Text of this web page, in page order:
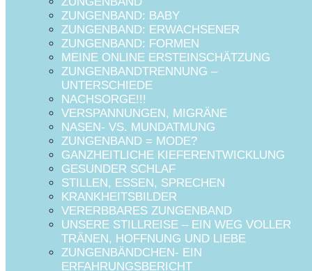
ZUNGENBAND: BABY
ZUNGENBAND: ERWACHSENER
ZUNGENBAND: FORMEN
MEINE ONLINE ERSTEINSCHÄTZUNG
ZUNGENBANDTRENNUNG –
UNTERSCHIEDE
NACHSORGE!!!
VERSPANNUNGEN, MIGRÄNE
NASEN- VS. MUNDATMUNG
ZUNGENBAND = MODE?
GANZHEITLICHE KIEFERENTWICKLUNG
GESUNDER SCHLAF
STILLEN, ESSEN, SPRECHEN
KRANKHEITSBILDER
VERERBBARES ZUNGENBAND
UNSERE STILLREISE – EIN WEG VOLLER
TRÄNEN, HOFFNUNG UND LIEBE
ZUNGENBÄNDCHEN- EIN
ERFAHRUNGSBERICHT
Toxoplasmose
Was ist Toxoplasmose?
Toxoplasmose ist eine Infektion, die durch den Erreger
Toxoplasma gondii ausgelöst wird. Dieser Erreger ist ein
Parasit und lebt und vermehrt sich vor allem in Katzen.
Durch den Katzenkot gelangen die Eiblasen des Erregers
in die Erde und das Wasser. Dort werden sie von anderen
Tieren aufgenommen und bilden dort Zysten. Vor allem
bei Schweinen, Geflügel und anderen Schlachttieren